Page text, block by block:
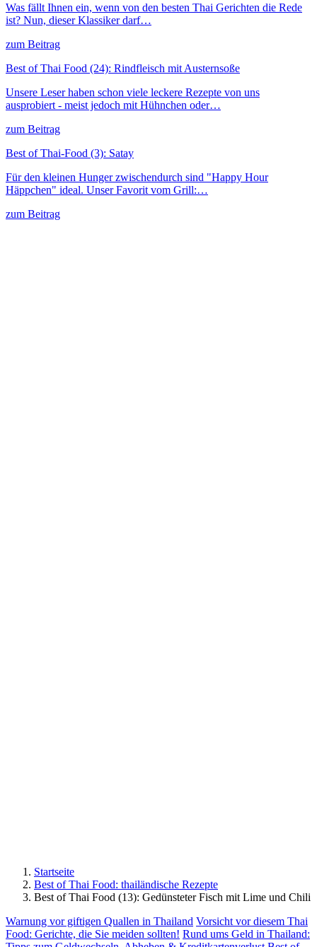
Was fällt Ihnen ein, wenn von den besten Thai Gerichten die Rede
ist? Nun, dieser Klassiker darf…
zum Beitrag
Best of Thai Food (24): Rindfleisch mit Austernsoße
Unsere Leser haben schon viele leckere Rezepte von uns
ausprobiert - meist jedoch mit Hühnchen oder…
zum Beitrag
Best of Thai-Food (3): Satay
Für den kleinen Hunger zwischendurch sind "Happy Hour
Häppchen" ideal. Unser Favorit vom Grill:…
zum Beitrag
Startseite
Best of Thai Food: thailändische Rezepte
Best of Thai Food (13): Gedünsteter Fisch mit Lime und Chili
Warnung vor giftigen Quallen in Thailand Vorsicht vor diesem Thai
Food: Gerichte, die Sie meiden sollten! Rund ums Geld in Thailand: